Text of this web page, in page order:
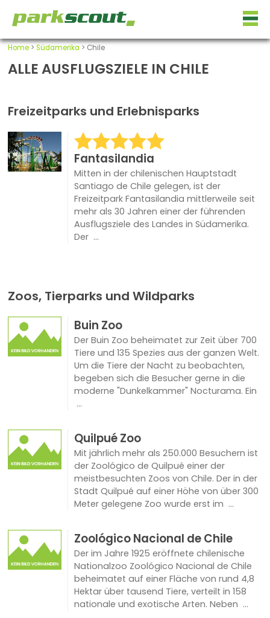
Home> Südamerika > Chile
ALLE AUSFLUGSZIELE IN CHILE
Freizeitparks und Erlebnisparks
Fantasilandia
Mitten in der chilenischen Hauptstadt
Santiago de Chile gelegen, ist der
Freizeitpark Fantasilandia mittlerweile seit
mehr als 30 Jahren einer der führenden
Ausflugsziele des Landes in Südamerika.
Der ...
Zoos, Tierparks und Wildparks
Buin Zoo
Der Buin Zoo beheimatet zur Zeit über 700
Tiere und 135 Spezies aus der ganzen Welt.
Um die Tiere der Nacht zu beobachten,
begeben sich die Besucher gerne in die
moderne "Dunkelkammer" Nocturama. Ein
...
Quilpué Zoo
Mit jährlich mehr als 250.000 Besuchern ist
der Zoológico de Quilpué einer der
meistbesuchten Zoos von Chile. Der in der
Stadt Quilpué auf einer Höhe von über 300
Meter gelegene Zoo wurde erst im ...
Zoológico Nacional de Chile
Der im Jahre 1925 eröffnete chilenische
Nationalzoo Zoológico Nacional de Chile
beheimatet auf einer Fläche von rund 4,8
Hektar über tausend Tiere, verteilt in 158
nationale und exotische Arten. Neben ...